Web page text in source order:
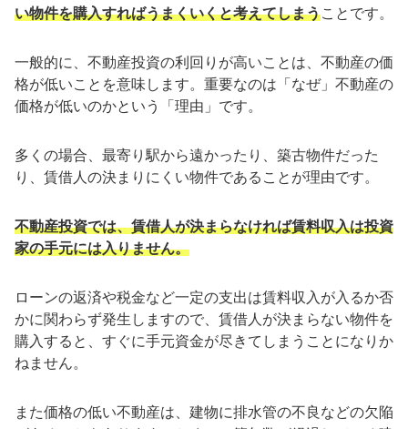
い物件を購入すればうまくいくと考えてしまうことです。
一般的に、不動産投資の利回りが高いことは、不動産の価
格が低いことを意味します。重要なのは「なぜ」不動産の
価格が低いのかという「理由」です。
多くの場合、最寄り駅から遠かったり、築古物件だった
り、賃借人の決まりにくい物件であることが理由です。
不動産投資では、賃借人が決まらなければ賃料収入は投資
家の手元には入りません。
ローンの返済や税金など一定の支出は賃料収入が入るか否
かに関わらず発生しますので、賃借人が決まらない物件を
購入すると、すぐに手元資金が尽きてしまうことになりか
ねません。
また価格の低い不動産は、建物に排水管の不良などの欠陥